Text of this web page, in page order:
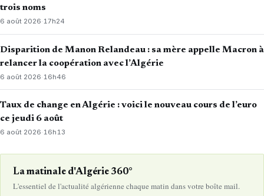
trois noms
6 août 2026·17h24
Disparition de Manon Relandeau : sa mère appelle Macron à
relancer la coopération avec l’Algérie
6 août 2026· 16h46
Taux de change en Algérie : voici le nouveau cours de l’euro
ce jeudi 6 août
6 août 2026·16h13
La matinale d'Algérie 360°
L'essentiel de l'actualité algérienne chaque matin dans votre boîte mail.